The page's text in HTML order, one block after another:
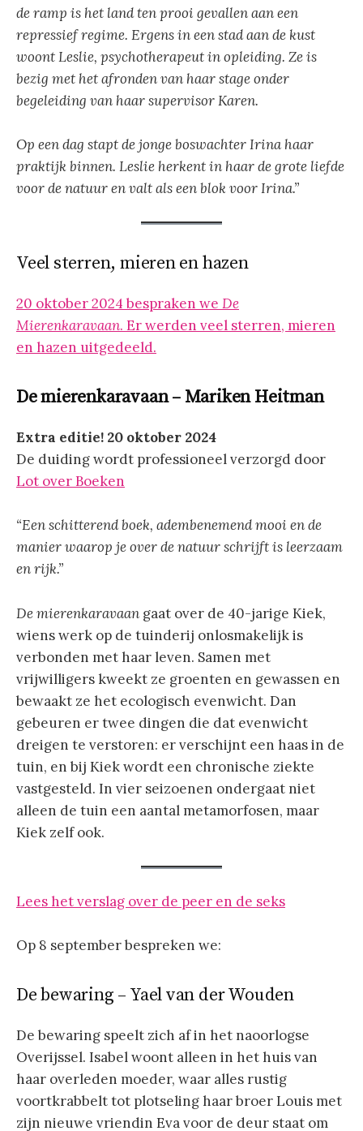
de ramp is het land ten prooi gevallen aan een
repressief regime. Ergens in een stad aan de kust
woont Leslie, psychotherapeut in opleiding. Ze is
bezig met het afronden van haar stage onder
begeleiding van haar supervisor Karen.
Op een dag stapt de jonge boswachter Irina haar
praktijk binnen. Leslie herkent in haar de grote liefde
voor de natuur en valt als een blok voor Irina.”
Veel sterren, mieren en hazen
20 oktober 2024 bespraken we De
Mierenkaravaan. Er werden veel sterren, mieren
en hazen uitgedeeld.
De mierenkaravaan – Mariken Heitman
Extra editie! 20 oktober 2024
De duiding wordt professioneel verzorgd door
Lot over Boeken
“Een schitterend boek, adembenemend mooi en de
manier waarop je over de natuur schrijft is leerzaam
en rijk.”
De mierenkaravaan gaat over de 40-jarige Kiek,
wiens werk op de tuinderij onlosmakelijk is
verbonden met haar leven. Samen met
vrijwilligers kweekt ze groenten en gewassen en
bewaakt ze het ecologisch evenwicht. Dan
gebeuren er twee dingen die dat evenwicht
dreigen te verstoren: er verschijnt een haas in de
tuin, en bij Kiek wordt een chronische ziekte
vastgesteld. In vier seizoenen ondergaat niet
alleen de tuin een aantal metamorfosen, maar
Kiek zelf ook.
Lees het verslag over de peer en de seks
Op 8 september bespreken we:
De bewaring – Yael van der Wouden
De bewaring speelt zich af in het naoorlogse
Overijssel. Isabel woont alleen in het huis van
haar overleden moeder, waar alles rustig
voortkrabbelt tot plotseling haar broer Louis met
zijn nieuwe vriendin Eva voor de deur staat om